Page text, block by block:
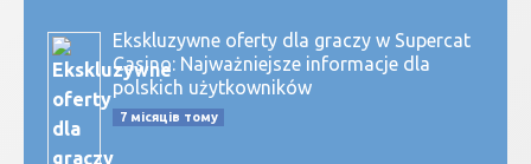
Ekskluzywne oferty dla graczy w Supercat
Casino: Najważniejsze informacje dla
polskich użytkowników
7 місяців тому